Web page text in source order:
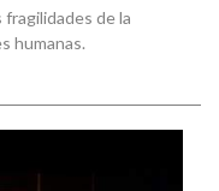
de la
humanas.